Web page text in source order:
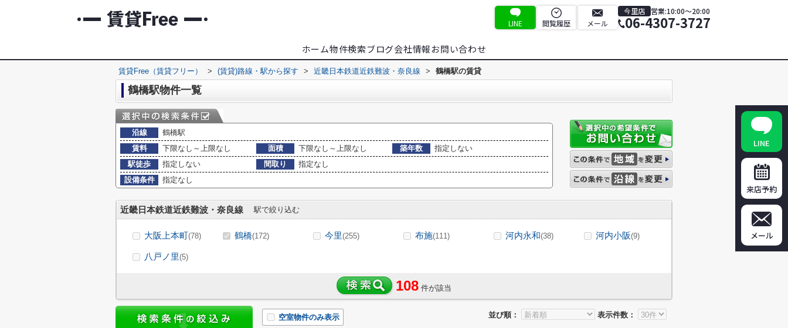
LINE 閲覧履歴 メール
今里店 営業:10:00～20:00
06-4307-3727
ホーム物件検索ブログ会社情報お問い合わせ
賃貸Free（賃貸フリー） > (賃貸)路線・駅から探す > 近畿日本鉄道近鉄難波・奈良線 > 鶴橋駅の賃貸
鶴橋駅物件一覧
沿線
鶴橋駅
賃料
下限なし～上限なし 面積 下限なし～上限なし 築年数
指定しない
駅徒歩
指定しない 間取り
指定なし
設備条件
指定なし
近畿日本鉄道近鉄難波・奈良線 駅で絞り込む
大阪上本町(78) 鶴橋(172) 今里(255) 布施(111) 河内永和(38) 河内小阪(9)
八戸ノ里(5)
108 件が該当
並び順： 表示件数：
空室物件のみ表示
LINE
来店予約
メール